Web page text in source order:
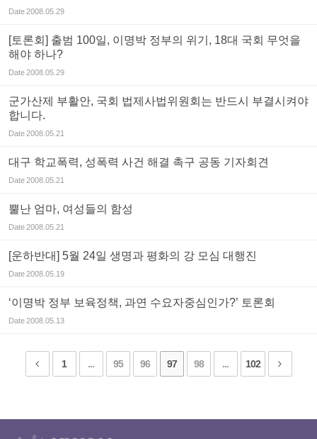
Date2008.05.29
[토론회] 출범 100일, 이명박 정부의 위기, 18대 국회 무엇을
해야 하나?
Date2008.05.29
군가산제 부활안, 국회 법제사법위원회는 반드시 부결시켜야
합니다.
Date2008.05.21
대구 학교폭력, 성폭력 사건 해결 촉구 공동 기자회견
Date2008.05.21
뿔난 엄마, 여성들의 함성
Date2008.05.21
[운하반대] 5월 24일 생명과 평화의 강 모심 대행진
Date2008.05.19
‘이명박 정부 보육정책, 과연 수요자중심인가?’ 토론회
Date2008.05.13
1 ... 95 96 97 98 ... 102